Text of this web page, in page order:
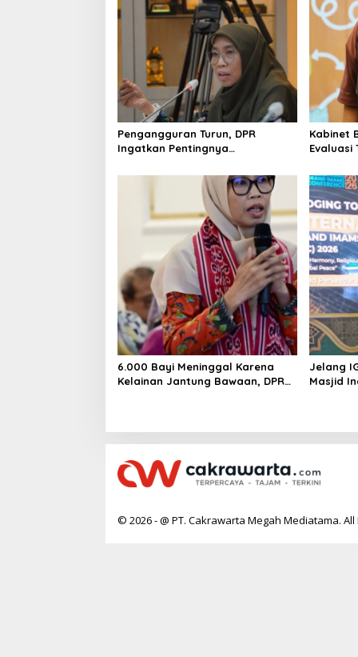
i
g
i
o
n
Pengangguran Turun, DPR
Ingatkan Pentingnya
Layak
Kabinet
Evaluasi
6.000 Bayi Meninggal Karena
Kelainan Jantung Bawaan, DPR
Jelang
Masjid
© 2026 - @ PT. Cakrawarta Megah Mediatama.